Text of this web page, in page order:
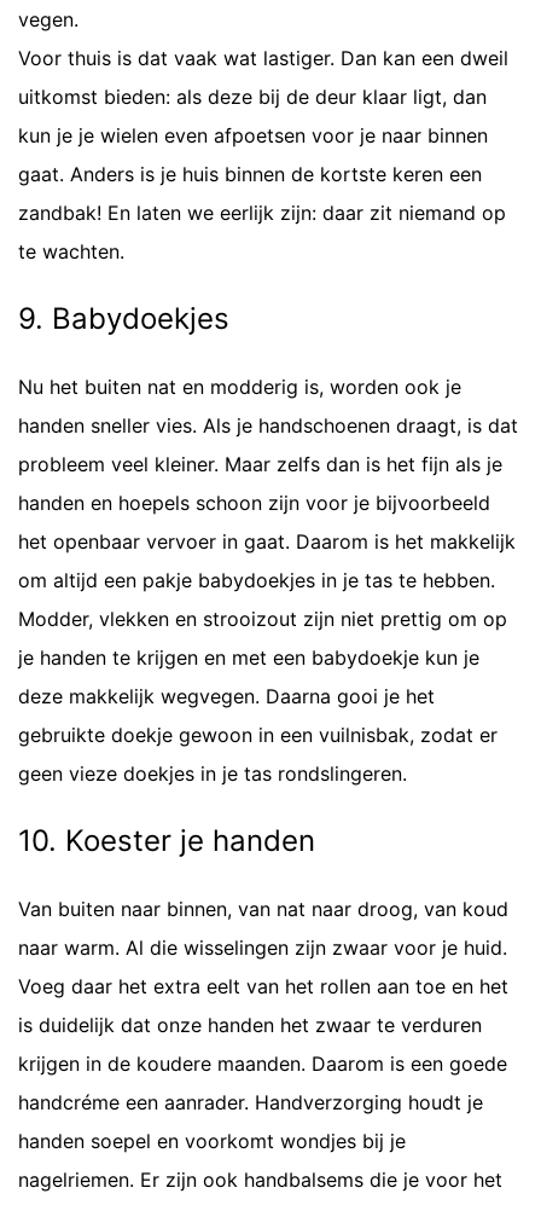
vegen.
Voor thuis is dat vaak wat lastiger. Dan kan een dweil
uitkomst bieden: als deze bij de deur klaar ligt, dan
kun je je wielen even afpoetsen voor je naar binnen
gaat. Anders is je huis binnen de kortste keren een
zandbak! En laten we eerlijk zijn: daar zit niemand op
te wachten.
9. Babydoekjes
Nu het buiten nat en modderig is, worden ook je
handen sneller vies. Als je handschoenen draagt, is dat
probleem veel kleiner. Maar zelfs dan is het fijn als je
handen en hoepels schoon zijn voor je bijvoorbeeld
het openbaar vervoer in gaat. Daarom is het makkelijk
om altijd een pakje babydoekjes in je tas te hebben.
Modder, vlekken en strooizout zijn niet prettig om op
je handen te krijgen en met een babydoekje kun je
deze makkelijk wegvegen. Daarna gooi je het
gebruikte doekje gewoon in een vuilnisbak, zodat er
geen vieze doekjes in je tas rondslingeren.
10. Koester je handen
Van buiten naar binnen, van nat naar droog, van koud
naar warm. Al die wisselingen zijn zwaar voor je huid.
Voeg daar het extra eelt van het rollen aan toe en het
is duidelijk dat onze handen het zwaar te verduren
krijgen in de koudere maanden. Daarom is een goede
handcréme een aanrader. Handverzorging houdt je
handen soepel en voorkomt wondjes bij je
nagelriemen. Er zijn ook handbalsems die je voor het